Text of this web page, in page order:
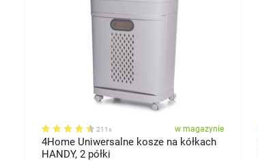
211x w magazynie
4Home Uniwersalne kosze na kółkach
HANDY, 2 półki